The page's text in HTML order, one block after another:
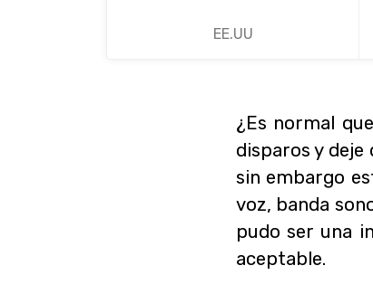
EE.UU
¿Es normal
disparos y
sin embargo
voz, banda
pudo ser una
aceptable.